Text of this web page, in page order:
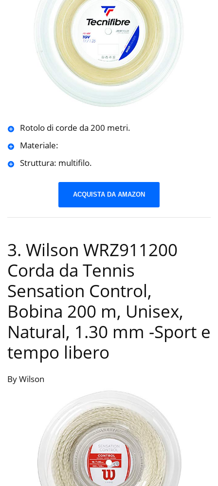
Rotolo di corde da 200 metri.
Materiale:
Struttura: multifilo.
ACQUISTA DA AMAZON
3. Wilson WRZ911200
Corda da Tennis
Sensation Control,
Bobina 200 m, Unisex,
Natural, 1.30 mm -Sport e
tempo libero
By Wilson